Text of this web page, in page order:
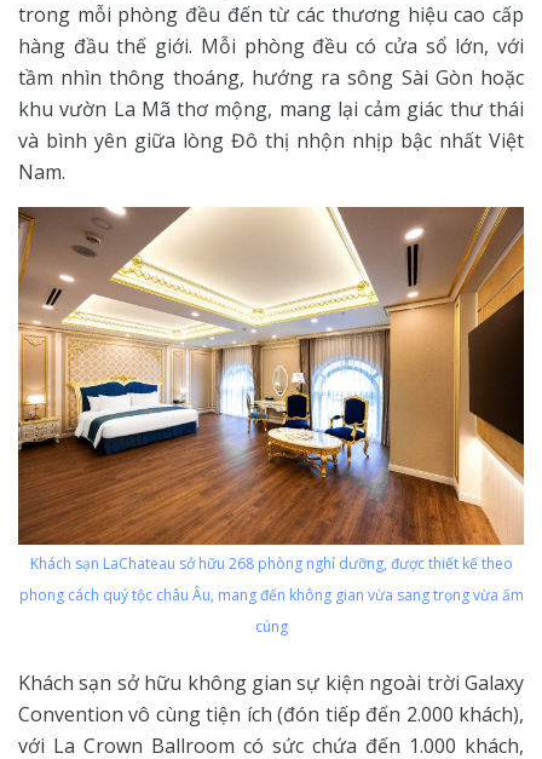
trong mỗi phòng đều đến từ các thương hiệu cao cấp
hàng đầu thế giới. Mỗi phòng đều có cửa sổ lớn, với
tầm nhìn thông thoáng, hướng ra sông Sài Gòn hoặc
khu vườn La Mã thơ mộng, mang lại cảm giác thư thái
và bình yên giữa lòng Đô thị nhộn nhịp bậc nhất Việt
Nam.
Khách sạn LaChateau sở hữu 268 phòng nghỉ dưỡng, được thiết kế theo
phong cách quý tộc châu Âu, mang đến không gian vừa sang trọng vừa ấm
cúng
Khách sạn sở hữu không gian sự kiện ngoài trời Galaxy
Convention vô cùng tiện ích (đón tiếp đến 2.000 khách),
với La Crown Ballroom có sức chứa đến 1.000 khách,